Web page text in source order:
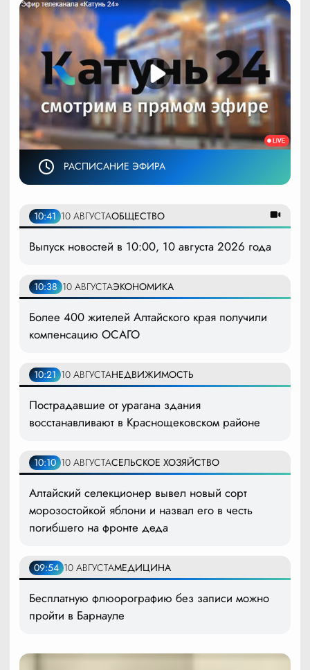
РАСПИСАНИЕ ЭФИРА
10:41 10 АВГУСТАОБЩЕСТВО
Выпуск новостей в 10:00, 10 августа 2026 года
10:38 10 АВГУСТАЭКОНОМИКА
Более 400 жителей Алтайского края получили
компенсацию ОСАГО
10:21 10 АВГУСТАНЕДВИЖИМОСТЬ
Пострадавшие от урагана здания
восстанавливают в Краснощековском районе
10:10 10 АВГУСТАСЕЛЬСКОЕ ХОЗЯЙСТВО
Алтайский селекционер вывел новый сорт
морозостойкой яблони и назвал его в честь
погибшего на фронте деда
09:54 10 АВГУСТАМЕДИЦИНА
Бесплатную флюорографию без записи можно
пройти в Барнауле